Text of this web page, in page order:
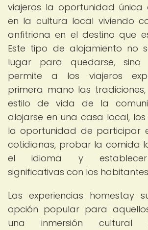
viajeros la oportunidad única
en la cultura local viviendo
anfitriona en el destino que
Este tipo de alojamiento no
lugar para quedarse, sino
permite a los viajeros
primera mano las
estilo de vida de la
alojarse en una casa local, los
la oportunidad de participar
cotidianas, probar la comida
el idioma y establecer
significativas con los
Las experiencias homestay
opción popular para
una inmersión cultural